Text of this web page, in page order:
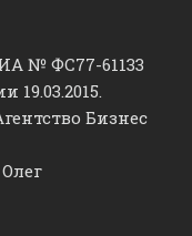
№ ФС77-61133
19.03.2015.
Бизнес